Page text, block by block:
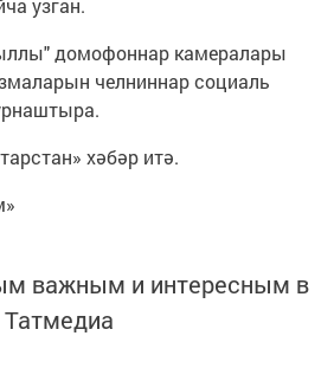
узган.
домофоннар камералары
челниннар социаль
хәбәр итә.
важным и интересным в
Татмедиа